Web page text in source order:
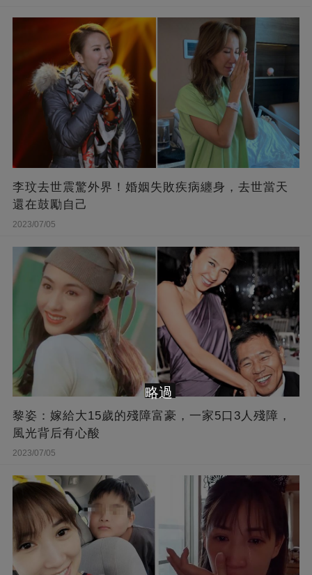
李玟去世震驚外界！婚姻失敗疾病纏身，去世當天
還在鼓勵自己
2023/07/05
黎姿：嫁給大15歲的殘障富豪，一家5口3人殘障，
風光背后有心酸
2023/07/05
略過